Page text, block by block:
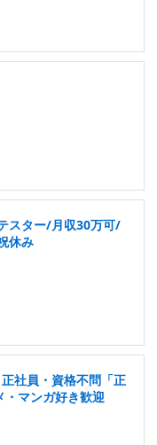
スター/月収30万可/
休み
社員・資格不問「正
マンガ好き歓迎